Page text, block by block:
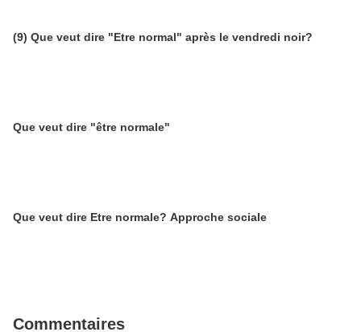
(9) Que veut dire "Etre normal" après le vendredi noir?
Que veut dire "être normale"
Que veut dire Etre normale? Approche sociale
Commentaires